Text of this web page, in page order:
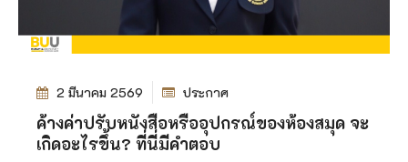
2 มีนาคม 2569 ประกาศ
ค้างค่าปรับหนังสือหรืออุปกรณ์ของห้องสมุด จะ
เกิดอะไรขึ้น? ที่นี่มีคำตอบ